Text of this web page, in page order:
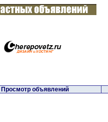
Просмотр объявлений